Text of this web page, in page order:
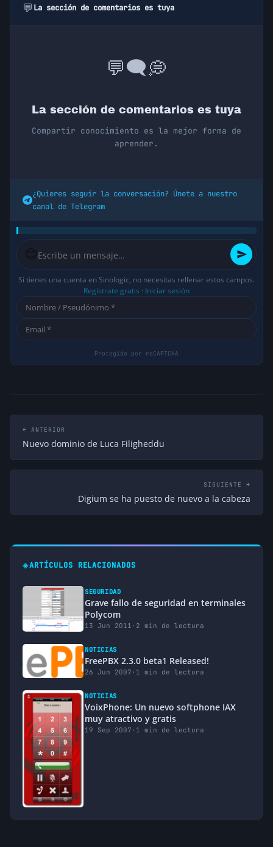
💬La sección de comentarios es tuya
💬🗨️💭
La sección de comentarios es tuya
Compartir conocimiento es la mejor forma de
aprender.
¿Quieres seguir la conversación? Únete a nuestro
canal de Telegram
😊
Si tienes una cuenta en Sinologic, no necesitas rellenar estos campos.
Regístrate gratis · Iniciar sesión
← ANTERIOR
Nuevo dominio de Luca Filigheddu
SIGUIENTE →
Digium se ha puesto de nuevo a la cabeza
◈ARTÍCULOS RELACIONADOS
SEGURIDAD
Grave fallo de seguridad en terminales
Polycom
13 Jun 2011 · 2 min de lectura
NOTICIAS
FreePBX 2.3.0 beta1 Released!
26 Jun 2007 · 1 min de lectura
NOTICIAS
VoixPhone: Un nuevo softphone IAX
muy atractivo y gratis
19 Sep 2007 · 1 min de lectura